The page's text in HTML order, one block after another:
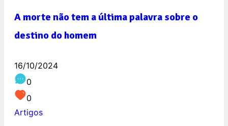
A morte não tem a última palavra sobre o
destino do homem
16/10/2024
0
0
Artigos